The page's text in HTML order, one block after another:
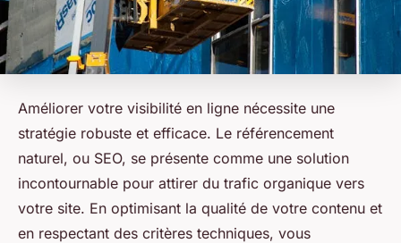
Améliorer votre visibilité en ligne nécessite une
stratégie robuste et efficace. Le référencement
naturel, ou SEO, se présente comme une solution
incontournable pour attirer du trafic organique vers
votre site. En optimisant la qualité de votre contenu et
en respectant des critères techniques, vous